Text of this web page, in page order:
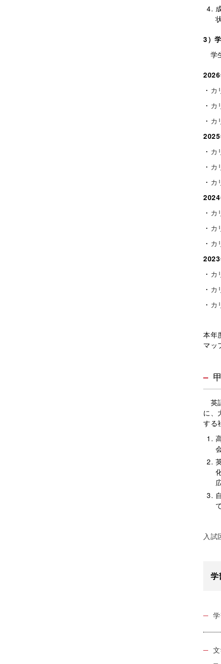
3）
学
・ カ
・ カ
・ カ
・ カ
・ カ
・ カ
・ カ
・ カ
・ カ
・ カ
・ カ
・ カ
本年
マッ
英
に、
する
入試
学